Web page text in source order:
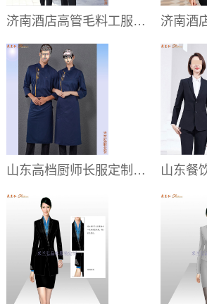
济南酒店高管毛料工服订制_酒店管理层正装西服定制_彰显品质
山东高档厨师长服定制那家好｜星级酒店高端厨师工服订做推荐